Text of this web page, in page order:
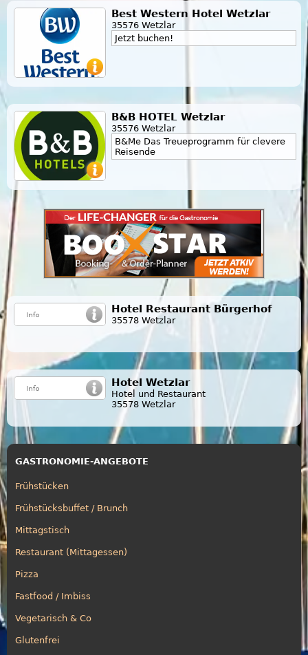
Best Western Hotel Wetzlar
35576 Wetzlar
Jetzt buchen!
B&B HOTEL Wetzlar
35576 Wetzlar
B&Me Das Treueprogramm für clevere
Reisende
Hotel Restaurant Bürgerhof
35578 Wetzlar
Hotel Wetzlar
Hotel und Restaurant
35578 Wetzlar
GASTRONOMIE-ANGEBOTE
Frühstücken
Frühstücksbuffet / Brunch
Mittagstisch
Restaurant (Mittagessen)
Pizza
Fastfood / Imbiss
Vegetarisch & Co
Glutenfrei